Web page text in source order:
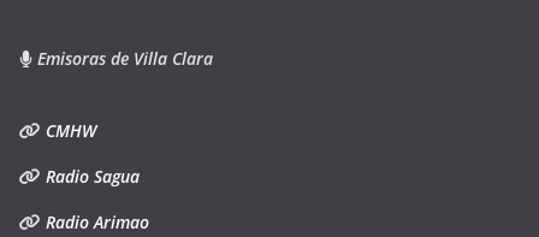
Emisoras de Villa Clara
CMHW
Radio Sagua
Radio Arimao